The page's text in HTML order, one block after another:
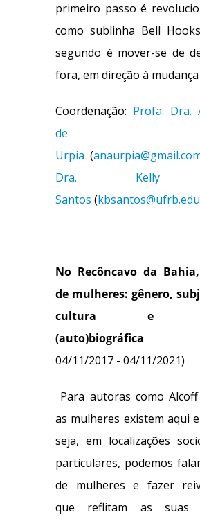
primeiro passo é
como sublinha Bell
segundo é mover-se de
fora, em direção à mudança
Coordenação: Profa. Dra.
de
Urpia (
Dra. Kelly
Santos (
No Recôncavo da
de mulheres: gênero,
cultura e
(auto)biográfica
04/11/2017 - 04/11/2021)
Para autoras como
as mulheres existem aqui
seja, em localizações
particulares, podemos
de mulheres e fazer
que reflitam as suas